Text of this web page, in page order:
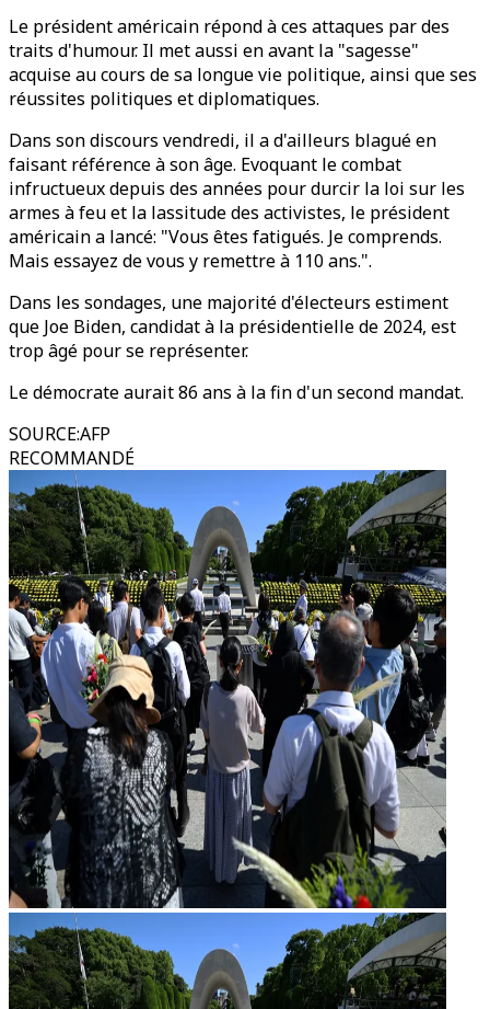
Le président américain répond à ces attaques par des
traits d'humour. Il met aussi en avant la "sagesse"
acquise au cours de sa longue vie politique, ainsi que ses
réussites politiques et diplomatiques.
Dans son discours vendredi, il a d'ailleurs blagué en
faisant référence à son âge. Evoquant le combat
infructueux depuis des années pour durcir la loi sur les
armes à feu et la lassitude des activistes, le président
américain a lancé: "Vous êtes fatigués. Je comprends.
Mais essayez de vous y remettre à 110 ans.".
Dans les sondages, une majorité d'électeurs estiment
que Joe Biden, candidat à la présidentielle de 2024, est
trop âgé pour se représenter.
Le démocrate aurait 86 ans à la fin d'un second mandat.
SOURCE:AFP
RECOMMANDÉ